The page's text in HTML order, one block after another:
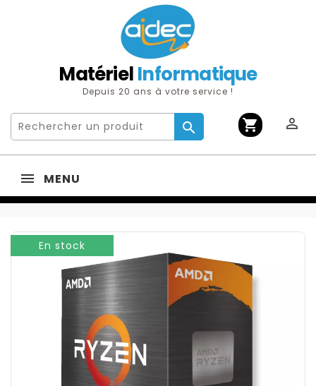
MatérielInformatique
Depuis 20 ans à votre service !
 shopping_cart 
MENU
En stock